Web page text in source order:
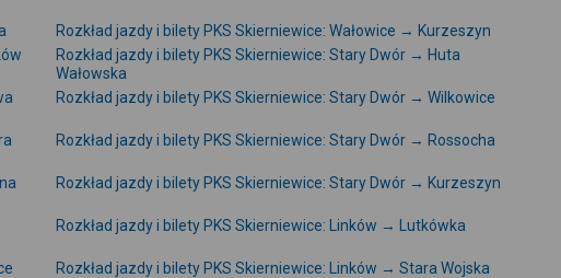
Rozkład jazdy i bilety PKS Skierniewice: Wałowice → Kurzeszyn
Rozkład jazdy i bilety PKS Skierniewice: Stary Dwór → Huta
Wałowska
Rozkład jazdy i bilety PKS Skierniewice: Stary Dwór → Wilkowice
Rozkład jazdy i bilety PKS Skierniewice: Stary Dwór → Rossocha
Rozkład jazdy i bilety PKS Skierniewice: Stary Dwór → Kurzeszyn
Rozkład jazdy i bilety PKS Skierniewice: Linków → Lutkówka
Rozkład jazdy i bilety PKS Skierniewice: Linków → Stara Wojska